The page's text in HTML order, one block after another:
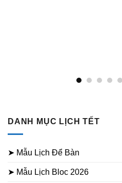
DANH MỤC LỊCH TẾT
➤ Mẫu Lịch Để Bàn
➤ Mẫu Lịch Bloc 2026